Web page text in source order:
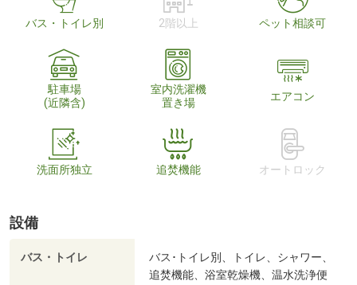
バス・トイレ別 2階以上 ペット相談可
駐車場
(近隣含)
室内洗濯機
置き場
エアコン
洗面所独立 追焚機能 オートロック
設備
バス・トイレ
バス･トイレ別、トイレ、シャワー、
追焚機能、浴室乾燥機、温水洗浄便